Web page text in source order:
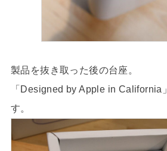
製品を抜き取った後の台座。
「Designed by Apple in California
す。